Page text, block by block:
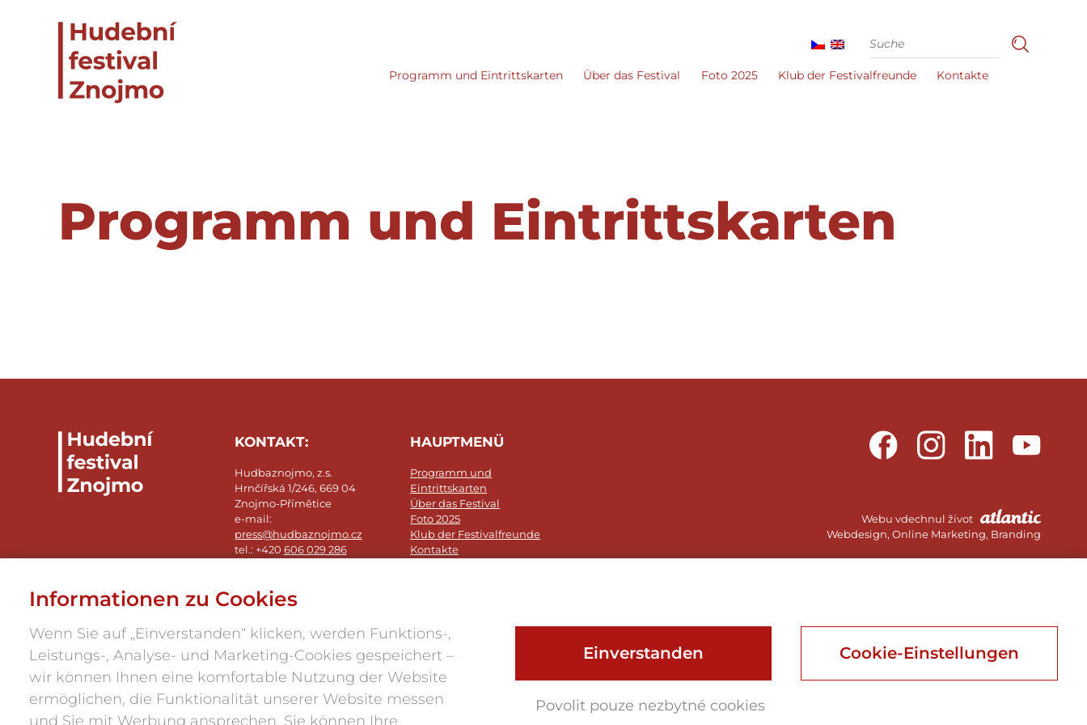
Programm und Eintrittskarten Über das Festival Foto 2025 Klub der Festivalfreunde Kontakte
Programm und Eintrittskarten
KONTAKT:
Hudbaznojmo, z.s.
Hrnčířská 1/246, 669 04
Znojmo-Přímětice
e-mail:
press@hudbaznojmo.cz
tel.: +420 606 029 286
HAUPTMENÜ
Programm und
Eintrittskarten
Über das Festival
Foto 2025
Klub der Festivalfreunde
Kontakte
Webu vdechnul život
Webdesign, Online Marketing, Branding
Informationen zu Cookies
Wenn Sie auf „Einverstanden“ klicken, werden Funktions-,
Leistungs-, Analyse- und Marketing-Cookies gespeichert –
wir können Ihnen eine komfortable Nutzung der Website
ermöglichen, die Funktionalität unserer Website messen
und Sie mit Werbung ansprechen. Sie können Ihre
Einverstanden Cookie-Einstellungen
Povolit pouze nezbytné cookies